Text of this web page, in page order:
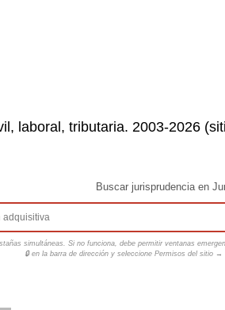
laboral, tributaria. 2003-2026
Buscar jurisprudencia en
simultáneas. Si no funciona, debe permitir ventanas
🔒 en la barra de dirección y seleccione Permisos del sitio →